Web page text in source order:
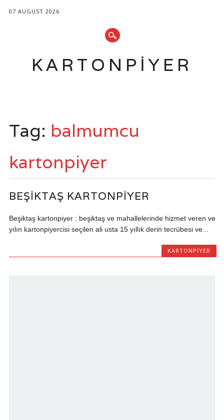
07 AUGUST 2026
KARTONPIYER
content
Tag: balmumcu
kartonpiyer
BEŞIKTAŞ KARTONPIYER
Beşiktaş kartonpiyer ; beşiktaş ve mahallelerinde hizmet veren ve
yılın kartonpiyercisi seçilen ali usta 15 yıllık derin tecrübesi ve...
KARTONPIYER